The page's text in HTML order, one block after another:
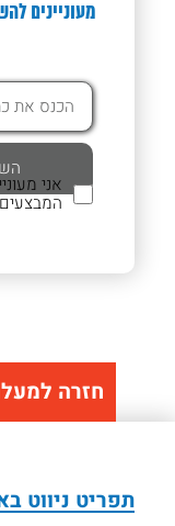
מעוניינים
אני
חזרה
תפריט ניווט